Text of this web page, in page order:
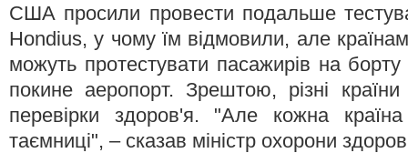
США просили провести подальше
Hondius, у чому їм відмовили, але
можуть протестувати пасажирів на
покине аеропорт. Зрештою, різні
перевірки здоров'я. "Але кожна
таємниці", – сказав міністр охорони